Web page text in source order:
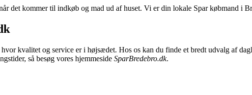
det kommer til indkøb og mad ud af huset. Vi er din lokale Spar købmand i
kvalitet og service er i højsædet. Hos os kan du finde et bredt udvalg af
så besøg vores hjemmeside SparBredebro.dk.